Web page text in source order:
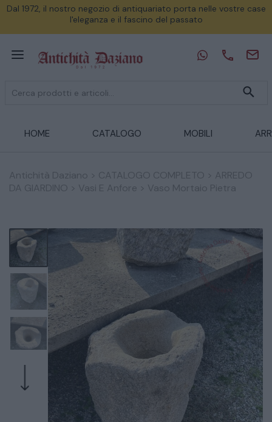
Dal 1972, il nostro negozio di antiquariato porta nelle vostre case
l'eleganza e il fascino del passato
HOME CATALOGO MOBILI
Antichità Daziano CATALOGO COMPLETO
ARREDO
DA GIARDINO
Vasi E Anfore Vaso Mortaio Pietra